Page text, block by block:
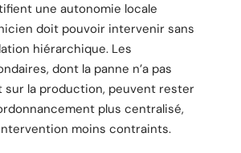
une autonomie locale
doit pouvoir intervenir sans
hiérarchique. Les
dont la panne n’a pas
sur la production, peuvent rester
plus centralisé,
moins contraints.